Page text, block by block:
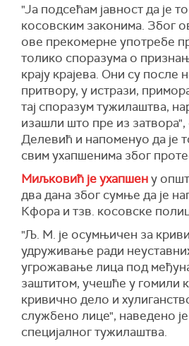
"Ја подсећам јавност да је
косовским законима. Због
ове прекомерне употребе
толико споразума о
крају крајева. Они су после
притвору, у истрази,
тај споразум тужилаштва,
изашли што пре из затвора",
Делевић и напоменуо да је
свим ухапшенима због
Миљковић је ухапшену
два дана због сумње да је
Кфора и тзв. косовске
"Љ. М. је осумњичен за
удруживање ради
угрожавање лица под
заштитом, учешће у гомили
кривично дело и
службено лице", наведено
специјалног тужилаштва.